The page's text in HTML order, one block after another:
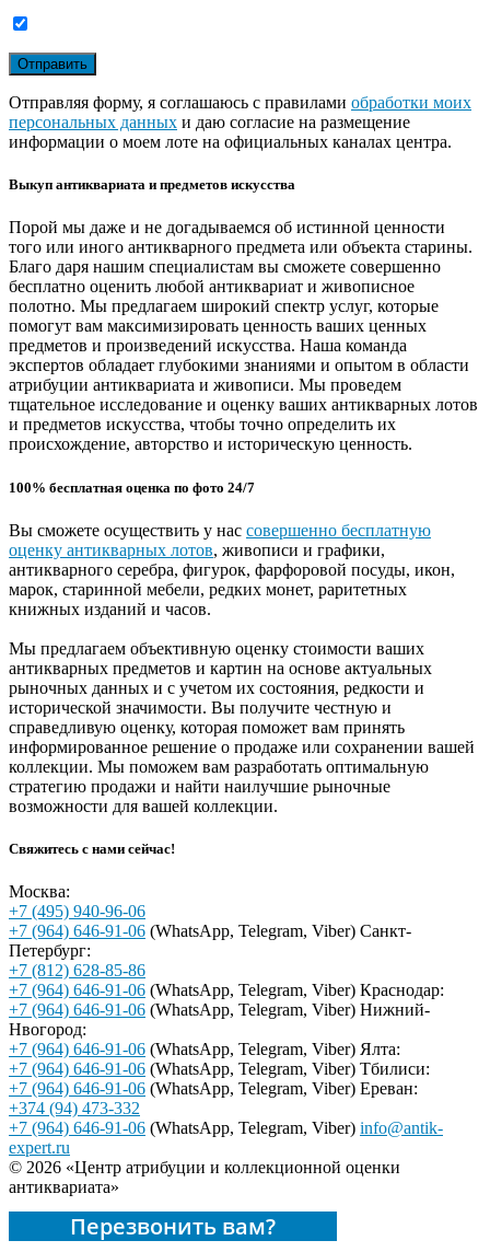
Отправляя форму, я соглашаюсь с правилами обработки моих
персональных данных и даю согласие на размещение
информации о моем лоте на официальных каналах центра.
Выкуп антиквариата и предметов искусства
Порой мы даже и не догадываемся об истинной ценности
того или иного антикварного предмета или объекта старины.
Благо даря нашим специалистам вы сможете совершенно
бесплатно оценить любой антиквариат и живописное
полотно. Мы предлагаем широкий спектр услуг, которые
помогут вам максимизировать ценность ваших ценных
предметов и произведений искусства. Наша команда
экспертов обладает глубокими знаниями и опытом в области
атрибуции антиквариата и живописи. Мы проведем
тщательное исследование и оценку ваших антикварных лотов
и предметов искусства, чтобы точно определить их
происхождение, авторство и историческую ценность.
100% бесплатная оценка по фото 24/7
Вы сможете осуществить у нас совершенно бесплатную
оценку антикварных лотов, живописи и графики,
антикварного серебра, фигурок, фарфоровой посуды, икон,
марок, старинной мебели, редких монет, раритетных
книжных изданий и часов.
Мы предлагаем объективную оценку стоимости ваших
антикварных предметов и картин на основе актуальных
рыночных данных и с учетом их состояния, редкости и
исторической значимости. Вы получите честную и
справедливую оценку, которая поможет вам принять
информированное решение о продаже или сохранении вашей
коллекции. Мы поможем вам разработать оптимальную
стратегию продажи и найти наилучшие рыночные
возможности для вашей коллекции.
Свяжитесь с нами сейчас!
Москва:
+7 (495) 940-96-06
+7 (964) 646-91-06 (WhatsApp, Telegram, Viber) Санкт-
Петербург:
+7 (812) 628-85-86
+7 (964) 646-91-06 (WhatsApp, Telegram, Viber) Краснодар:
+7 (964) 646-91-06 (WhatsApp, Telegram, Viber) Нижний-
Нвогород:
+7 (964) 646-91-06 (WhatsApp, Telegram, Viber) Ялта:
+7 (964) 646-91-06 (WhatsApp, Telegram, Viber) Тбилиси:
+7 (964) 646-91-06 (WhatsApp, Telegram, Viber) Ереван:
+374 (94) 473-332
+7 (964) 646-91-06 (WhatsApp, Telegram, Viber) info@antik-
expert.ru
© 2026 «Центр атрибуции и коллекционной оценки
антиквариата»
Перезвонить вам?